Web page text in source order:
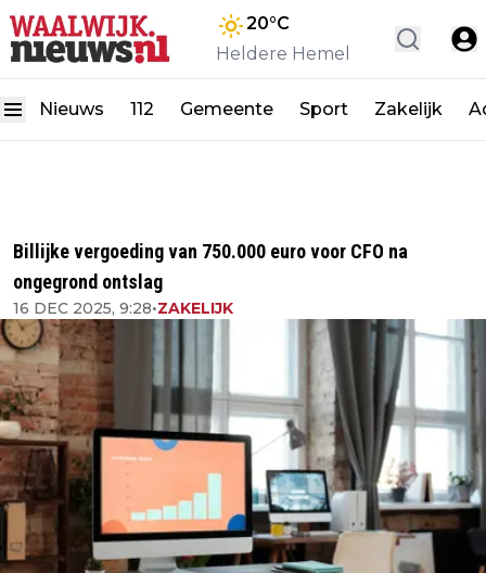
20°C
Heldere Hemel
Nieuws 112 Gemeente Sport Zakelijk
Billijke vergoeding van 750.000 euro voor CFO na
ongegrond ontslag
16 DEC 2025, 9:28•ZAKELIJK